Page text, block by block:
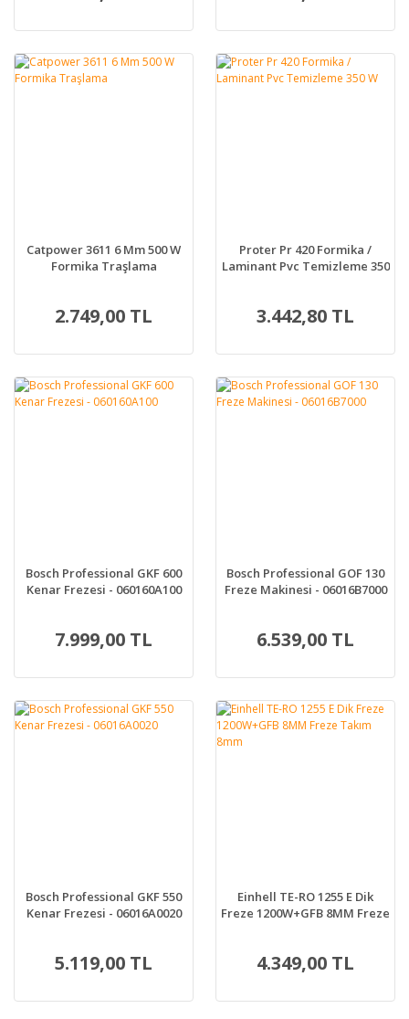
Catpower 3611 6 Mm 500 W
Formika Traşlama
2.749,00 TL
Proter Pr 420 Formika /
Laminant Pvc Temizleme 350
3.442,80 TL
Bosch Professional GKF 600
Kenar Frezesi - 060160A100
7.999,00 TL
Bosch Professional GOF 130
Freze Makinesi - 06016B7000
6.539,00 TL
Bosch Professional GKF 550
Kenar Frezesi - 06016A0020
5.119,00 TL
Einhell TE-RO 1255 E Dik
Freze 1200W+GFB 8MM Freze
4.349,00 TL